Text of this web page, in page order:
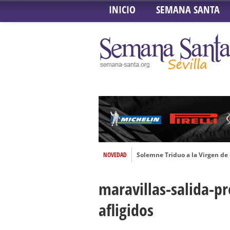
INICIO SEMANA SANTA
NOVEDAD
Solemne Triduo a la Virgen
Besamanos al Señor del Gran
Solemne y devoto
Función Principal de Instituto
maravillas-salida-
afligidos